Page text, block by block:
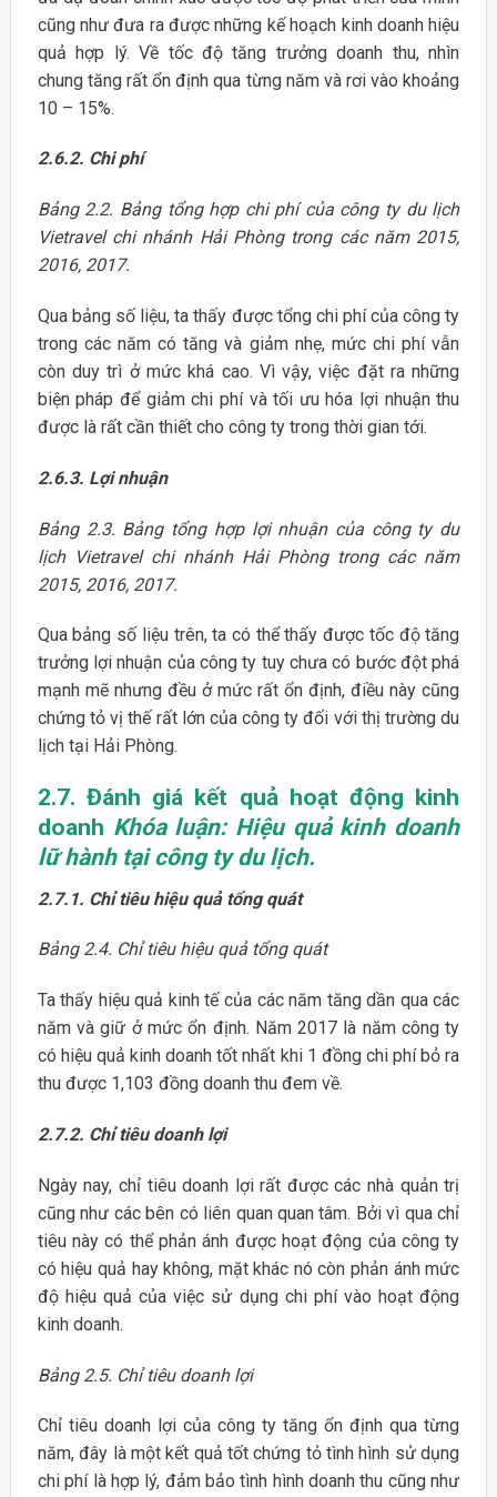
cũng như đưa ra được những kế hoạch kinh doanh hiệu
quả hợp lý. Về tốc độ tăng trưởng doanh thu, nhìn
chung tăng rất ổn định qua từng năm và rơi vào khoảng
10 – 15%.
2.6.2. Chi phí
Bảng 2.2. Bảng tổng hợp chi phí của công ty du lịch
Vietravel chi nhánh Hải Phòng trong các năm 2015,
2016, 2017.
Qua bảng số liệu, ta thấy được tổng chi phí của công ty
trong các năm có tăng và giảm nhẹ, mức chi phí vẫn
còn duy trì ở mức khá cao. Vì vậy, việc đặt ra những
biện pháp để giảm chi phí và tối ưu hóa lợi nhuận thu
được là rất cần thiết cho công ty trong thời gian tới.
2.6.3. Lợi nhuận
Bảng 2.3. Bảng tổng hợp lợi nhuận của công ty du
lịch Vietravel chi nhánh Hải Phòng trong các năm
2015, 2016, 2017.
Qua bảng số liệu trên, ta có thể thấy được tốc độ tăng
trưởng lợi nhuận của công ty tuy chưa có bước đột phá
mạnh mẽ nhưng đều ở mức rất ổn định, điều này cũng
chứng tỏ vị thế rất lớn của công ty đối với thị trường du
lịch tại Hải Phòng.
2.7. Đánh giá kết quả hoạt động kinh
doanh Khóa luận: Hiệu quả kinh doanh
lữ hành tại công ty du lịch.
2.7.1. Chỉ tiêu hiệu quả tổng quát
Bảng 2.4. Chỉ tiêu hiệu quả tổng quát
Ta thấy hiệu quả kinh tế của các năm tăng dần qua các
năm và giữ ở mức ổn định. Năm 2017 là năm công ty
có hiệu quả kinh doanh tốt nhất khi 1 đồng chi phí bỏ ra
thu được 1,103 đồng doanh thu đem về.
2.7.2. Chỉ tiêu doanh lợi
Ngày nay, chỉ tiêu doanh lợi rất được các nhà quản trị
cũng như các bên có liên quan quan tâm. Bởi vì qua chỉ
tiêu này có thể phản ánh được hoạt động của công ty
có hiệu quả hay không, mặt khác nó còn phản ánh mức
độ hiệu quả của việc sử dụng chi phí vào hoạt động
kinh doanh.
Bảng 2.5. Chỉ tiêu doanh lợi
Chỉ tiêu doanh lợi của công ty tăng ổn định qua từng
năm, đây là một kết quả tốt chứng tỏ tình hình sử dụng
chi phí là hợp lý, đảm bảo tình hình doanh thu cũng như